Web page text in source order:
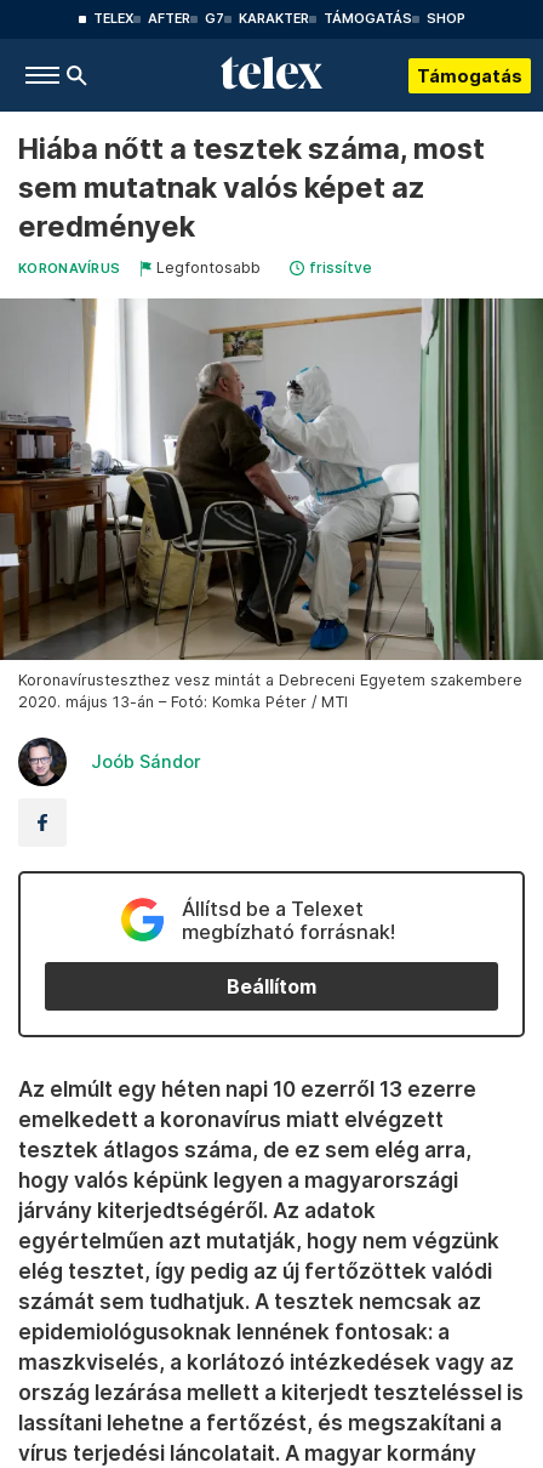
TELEX AFTER G7 KARAKTER TÁMOGATÁS SHOP
Támogatás
Hiába nőtt a tesztek száma, most
sem mutatnak valós képet az
eredmények
KORONAVÍRUS Legfontosabb frissítve
Koronavírusteszthez vesz mintát a Debreceni Egyetem szakembere
2020. május 13-án – Fotó: Komka Péter / MTI
Joób Sándor
Állítsd be a Telexet
megbízható forrásnak!
Beállítom
Az elmúlt egy héten napi 10 ezerről 13 ezerre
emelkedett a koronavírus miatt elvégzett
tesztek átlagos száma, de ez sem elég arra,
hogy valós képünk legyen a magyarországi
járvány kiterjedtségéről. Az adatok
egyértelműen azt mutatják, hogy nem végzünk
elég tesztet, így pedig az új fertőzöttek valódi
számát sem tudhatjuk. A tesztek nemcsak az
epidemiológusoknak lennének fontosak: a
maszkviselés, a korlátozó intézkedések vagy az
ország lezárása mellett a kiterjedt teszteléssel is
lassítani lehetne a fertőzést, és megszakítani a
vírus terjedési láncolatait. A magyar kormány